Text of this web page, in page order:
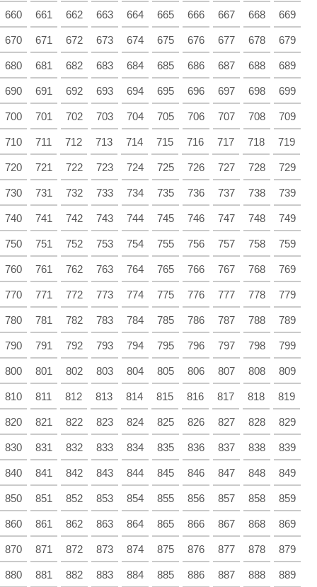
660 661 662 663 664 665 666 667 668 669
670 671 672 673 674 675 676 677 678 679
680 681 682 683 684 685 686 687 688 689
690 691 692 693 694 695 696 697 698 699
700 701 702 703 704 705 706 707 708 709
710 711 712 713 714 715 716 717 718 719
720 721 722 723 724 725 726 727 728 729
730 731 732 733 734 735 736 737 738 739
740 741 742 743 744 745 746 747 748 749
750 751 752 753 754 755 756 757 758 759
760 761 762 763 764 765 766 767 768 769
770 771 772 773 774 775 776 777 778 779
780 781 782 783 784 785 786 787 788 789
790 791 792 793 794 795 796 797 798 799
800 801 802 803 804 805 806 807 808 809
810 811 812 813 814 815 816 817 818 819
820 821 822 823 824 825 826 827 828 829
830 831 832 833 834 835 836 837 838 839
840 841 842 843 844 845 846 847 848 849
850 851 852 853 854 855 856 857 858 859
860 861 862 863 864 865 866 867 868 869
870 871 872 873 874 875 876 877 878 879
880 881 882 883 884 885 886 887 888 889